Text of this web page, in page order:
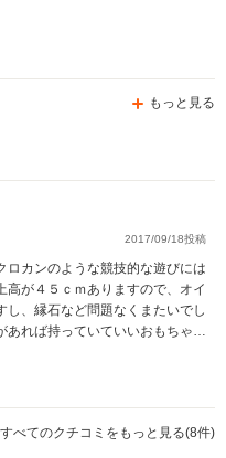
もっと見る
2017/09/18投稿
ロカンのような競技的な遊びには
高が４５ｃｍありますので、オイ
し、縁石など問題なくまたいでし
あれば持っていていいおもちゃで
すべてのクチコミをもっと見る(8件)